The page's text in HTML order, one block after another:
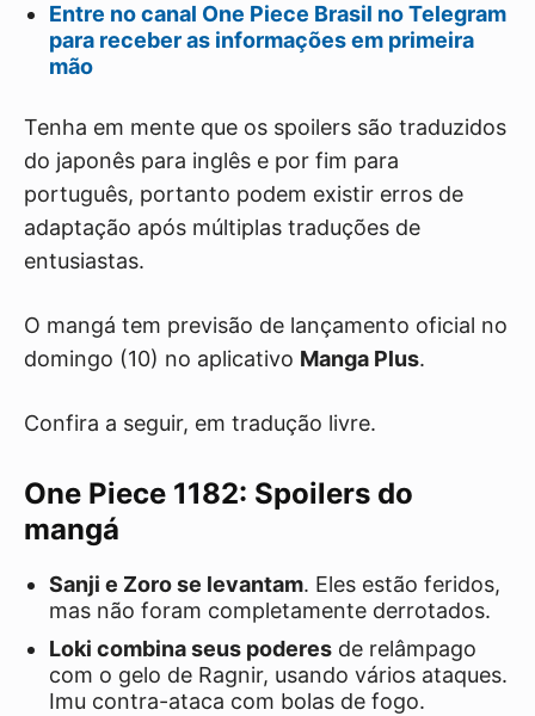
Entre no canal One Piece Brasil no Telegram
para receber as informações em primeira
mão
Tenha em mente que os spoilers são traduzidos
do japonês para inglês e por fim para
português, portanto podem existir erros de
adaptação após múltiplas traduções de
entusiastas.
O mangá tem previsão de lançamento oficial no
domingo (10) no aplicativo Manga Plus.
Confira a seguir, em tradução livre.
One Piece 1182: Spoilers do
mangá
Sanji e Zoro se levantam. Eles estão feridos,
mas não foram completamente derrotados.
Loki combina seus poderes de relâmpago
com o gelo de Ragnir, usando vários ataques.
Imu contra-ataca com bolas de fogo.